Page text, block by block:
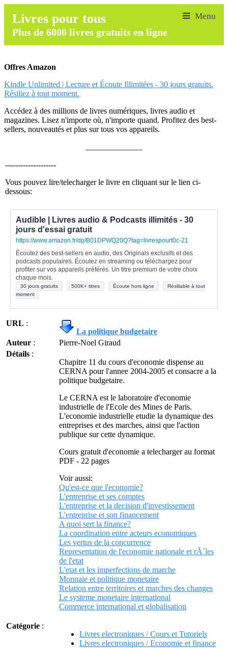
Livres pour tous
Plus de 6000 livres gratuits en ligne
Offres Amazon
Kindle Unlimited | Lecture et Écoute Illimitées - 30 jours gratuits.
Résiliez à tout moment.
Accédez à des millions de livres numériques, livres audio et
magazines. Lisez n'importe où, n'importe quand. Profitez des best-
sellers, nouveautés et plus sur tous vos appareils.
--------------------
Vous pouvez lire/telecharger le livre en cliquant sur le lien ci-
dessous:
Audible | Livres audio & Podcasts illimités - 30
jours d'essai gratuit
https://www.amazon.fr/dp/B01DPWQ20Q?tag=livrespourt0c-21
Écoutez des best-sellers en audio, des Originals exclusifs et des
podcasts populaires. Écoutez en streaming ou téléchargez pour
profiter sur vos appareils préférés. Un titre premium de votre choix
chaque mois.
30 jours gratuits 500K+ titres Écoute hors ligne
Résiliable à tout
moment
URL :
La politique budgetaire
Auteur :
Pierre-Noel Giraud
Détails :
Chapitre 11 du cours d'economie dispense au
CERNA pour l'annee 2004-2005 et consacre a la
politique budgetaire.
Le CERNA est le laboratoire d'economie
industrielle de l'Ecole des Mines de Paris.
L'economie industrielle etudie la dynamique des
entreprises et des marches, ainsi que l'action
publique sur cette dynamique.
Cours gratuit d'economie a telecharger au format
PDF - 22 pages
Voir aussi:
Qu'est-ce que l'economie?
L'entreprise et ses comptes
L'entreprise et la decision d'investissement
L'entreprise et son financement
A quoi sert la finance?
La coordination entre acteurs economiques
Les vertus de la concurrence
Representation de l'economie nationale et rÃ´les
de l'etat
L'etat et les imperfections de marche
Monnaie et politique monetaire
Relation entre territoires et marches des changes
Le systeme monetaire international
Commerce international et globalisation
Catégorie :
Livres electroniques / Cours et Tutoriels
Livres electroniques / Economie et finance